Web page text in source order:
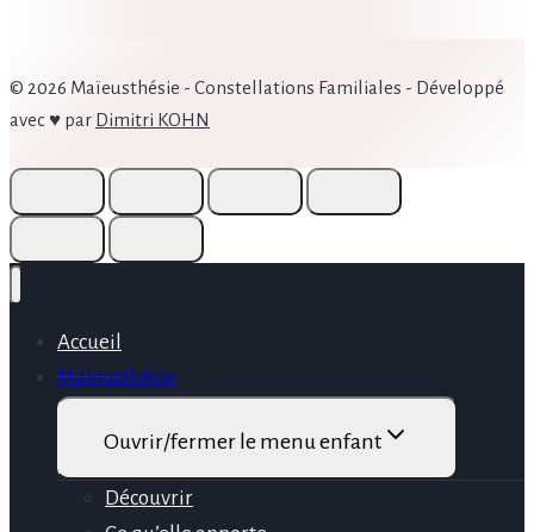
© 2026 Maïeusthésie - Constellations Familiales - Développé
avec ♥ par Dimitri KOHN
Accueil
Maïeusthésie
Ouvrir/fermer le menu enfant
Découvrir